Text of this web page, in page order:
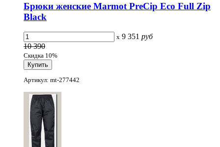
Брюки женские Marmot PreCip Eco Full Zip
Black
x 9 351 руб
10 390
Скидка 10%
Артикул: mt-277442